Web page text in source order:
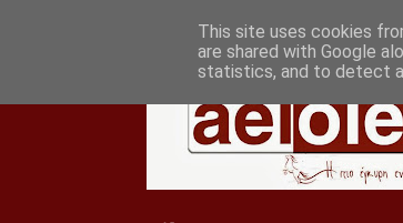
This site uses cookies
are shared with Google
statistics, and to detect